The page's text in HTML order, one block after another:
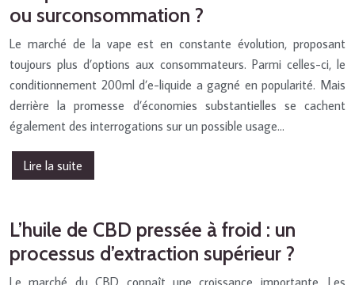
ou surconsommation ?
Le marché de la vape est en constante évolution, proposant
toujours plus d’options aux consommateurs. Parmi celles-ci, le
conditionnement 200ml d’e-liquide a gagné en popularité. Mais
derrière la promesse d’économies substantielles se cachent
également des interrogations sur un possible usage…
Lire la suite
L’huile de CBD pressée à froid : un
processus d’extraction supérieur ?